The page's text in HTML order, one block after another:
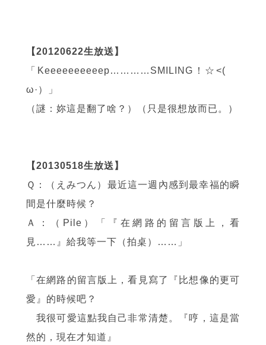
【20120622生放送】
「Keeeeeeeeeep…………SMILING！☆<( ゝ
ω·）」
（謎：妳這是翻了啥？）（只是很想放而已。）
【20130518生放送】
Ｑ：（えみつん）最近這一週內感到最幸福的瞬
間是什麼時候？
Ａ：（Pile）「『在網路的留言版上，看
見……』給我等一下（拍桌）……」
「在網路的留言版上，看見寫了『比想像的更可
愛』的時候吧？
我很可愛這點我自己非常清楚。『哼，這是當
然的，現在才知道』